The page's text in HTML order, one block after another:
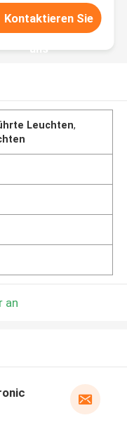
Kontaktieren Sie
uns
Leuchten,
an